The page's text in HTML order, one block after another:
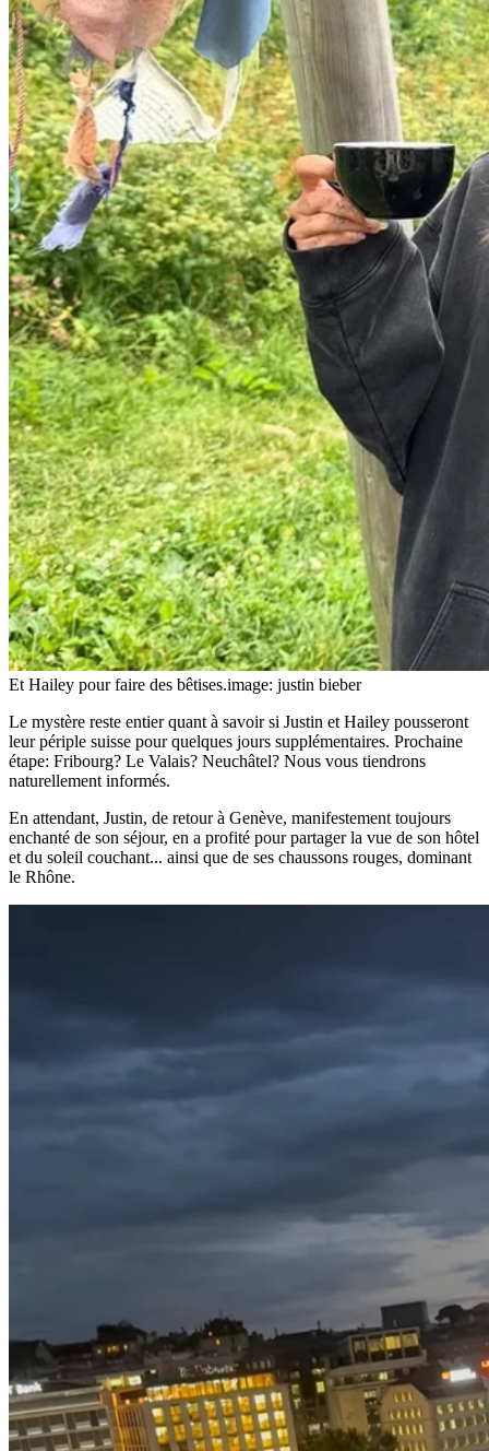
Et Hailey pour faire des bêtises.image: justin bieber
Le mystère reste entier quant à savoir si Justin et Hailey pousseront
leur périple suisse pour quelques jours supplémentaires. Prochaine
étape: Fribourg? Le Valais? Neuchâtel? Nous vous tiendrons
naturellement informés.
En attendant, Justin, de retour à Genève, manifestement toujours
enchanté de son séjour, en a profité pour partager la vue de son hôtel
et du soleil couchant... ainsi que de ses chaussons rouges, dominant
le Rhône.